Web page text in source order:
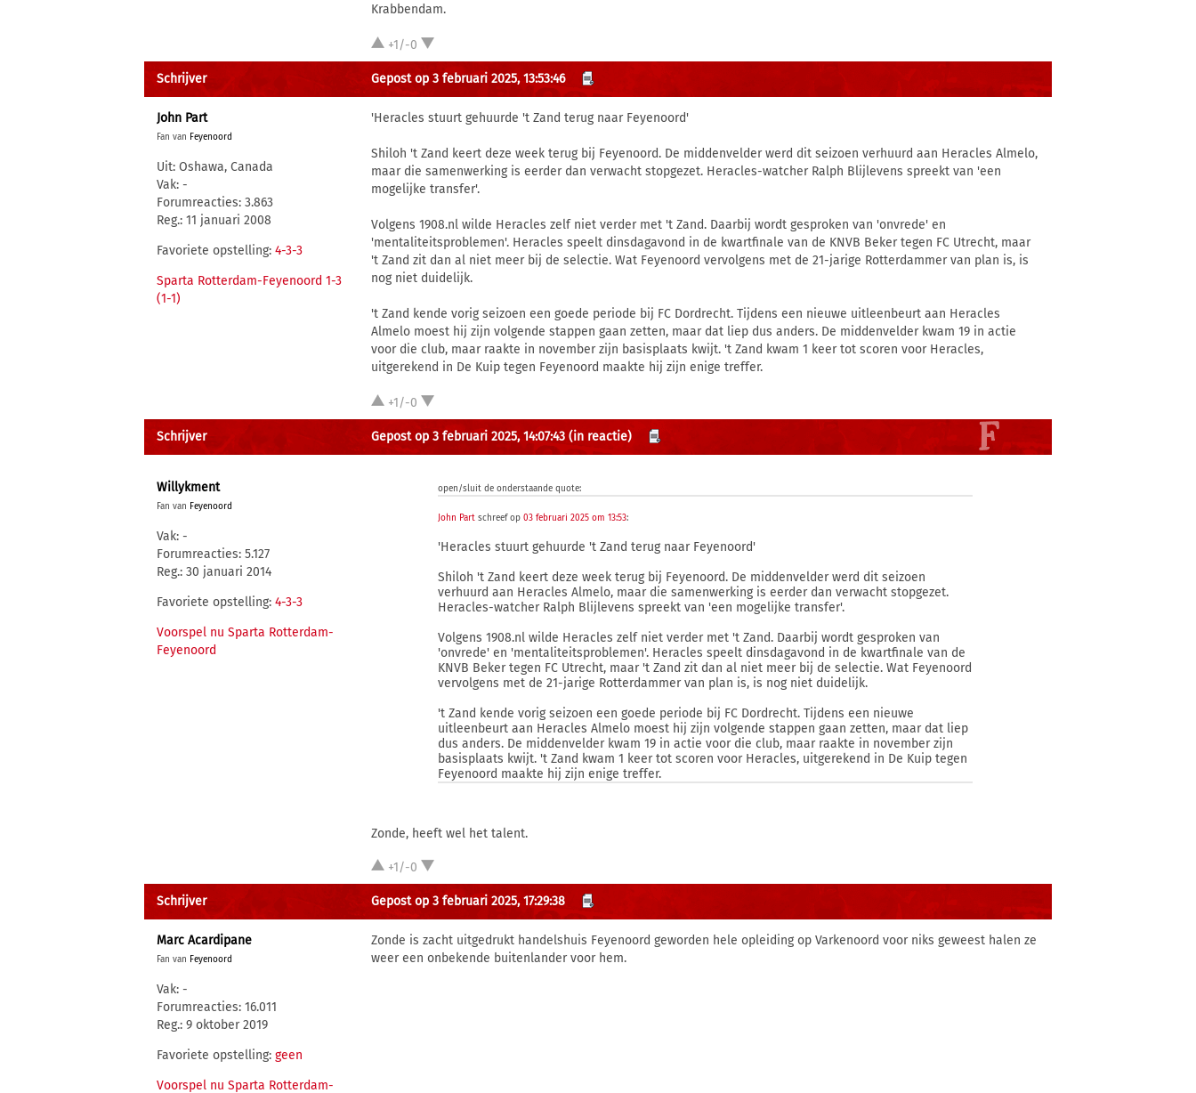
Krabbendam.
+1/-0
Schrijver Gepost op 3 februari 2025, 13:53:46
John Part
Fan van Feyenoord
Uit: Oshawa, Canada
Vak: -
Forumreacties: 3.863
Reg.: 11 januari 2008
Favoriete opstelling: 4-3-3
Sparta Rotterdam-Feyenoord 1-3
(1-1)
'Heracles stuurt gehuurde 't Zand terug naar Feyenoord'
Shiloh 't Zand keert deze week terug bij Feyenoord. De middenvelder werd dit seizoen verhuurd aan Heracles Almelo,
maar die samenwerking is eerder dan verwacht stopgezet. Heracles-watcher Ralph Blijlevens spreekt van 'een
mogelijke transfer'.
Volgens 1908.nl wilde Heracles zelf niet verder met 't Zand. Daarbij wordt gesproken van 'onvrede' en
'mentaliteitsproblemen'. Heracles speelt dinsdagavond in de kwartfinale van de KNVB Beker tegen FC Utrecht, maar
't Zand zit dan al niet meer bij de selectie. Wat Feyenoord vervolgens met de 21-jarige Rotterdammer van plan is, is
nog niet duidelijk.
't Zand kende vorig seizoen een goede periode bij FC Dordrecht. Tijdens een nieuwe uitleenbeurt aan Heracles
Almelo moest hij zijn volgende stappen gaan zetten, maar dat liep dus anders. De middenvelder kwam 19 in actie
voor die club, maar raakte in november zijn basisplaats kwijt. 't Zand kwam 1 keer tot scoren voor Heracles,
uitgerekend in De Kuip tegen Feyenoord maakte hij zijn enige treffer.
+1/-0
Schrijver Gepost op 3 februari 2025, 14:07:43 (in reactie)
Willykment
Fan van Feyenoord
Vak: -
Forumreacties: 5.127
Reg.: 30 januari 2014
Favoriete opstelling: 4-3-3
Voorspel nu Sparta Rotterdam-
Feyenoord
open/sluit de onderstaande quote:
John Part schreef op03 februari 2025 om 13:53:
'Heracles stuurt gehuurde 't Zand terug naar Feyenoord'
Shiloh 't Zand keert deze week terug bij Feyenoord. De middenvelder werd dit seizoen
verhuurd aan Heracles Almelo, maar die samenwerking is eerder dan verwacht stopgezet.
Heracles-watcher Ralph Blijlevens spreekt van 'een mogelijke transfer'.
Volgens 1908.nl wilde Heracles zelf niet verder met 't Zand. Daarbij wordt gesproken van
'onvrede' en 'mentaliteitsproblemen'. Heracles speelt dinsdagavond in de kwartfinale van de
KNVB Beker tegen FC Utrecht, maar 't Zand zit dan al niet meer bij de selectie. Wat Feyenoord
vervolgens met de 21-jarige Rotterdammer van plan is, is nog niet duidelijk.
't Zand kende vorig seizoen een goede periode bij FC Dordrecht. Tijdens een nieuwe
uitleenbeurt aan Heracles Almelo moest hij zijn volgende stappen gaan zetten, maar dat liep
dus anders. De middenvelder kwam 19 in actie voor die club, maar raakte in november zijn
basisplaats kwijt. 't Zand kwam 1 keer tot scoren voor Heracles, uitgerekend in De Kuip tegen
Feyenoord maakte hij zijn enige treffer.
Zonde, heeft wel het talent.
+1/-0
Schrijver Gepost op 3 februari 2025, 17:29:38
Marc Acardipane
Fan van Feyenoord
Vak: -
Forumreacties: 16.011
Reg.: 9 oktober 2019
Favoriete opstelling: geen
Voorspel nu Sparta Rotterdam-
Zonde is zacht uitgedrukt handelshuis Feyenoord geworden hele opleiding op Varkenoord voor niks geweest halen ze
weer een onbekende buitenlander voor hem.